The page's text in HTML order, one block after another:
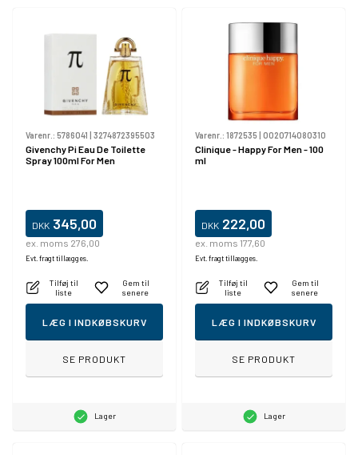
Varenr.: 5786041 | 3274872395503
Givenchy Pi Eau De Toilette
Spray 100ml For Men
DKK 345,00
ex. moms 276,00
Evt. fragt tillægges.
Tilføj til
liste
Gem til
senere
LÆG I INDKØBSKURV
SE PRODUKT
Lager
Varenr.: 1872535| 0020714080310
Clinique - Happy For Men - 100
ml
DKK 222,00
ex. moms 177,60
Evt. fragt tillægges.
Tilføj til
liste
Gem til
senere
LÆG I INDKØBSKURV
SE PRODUKT
Lager